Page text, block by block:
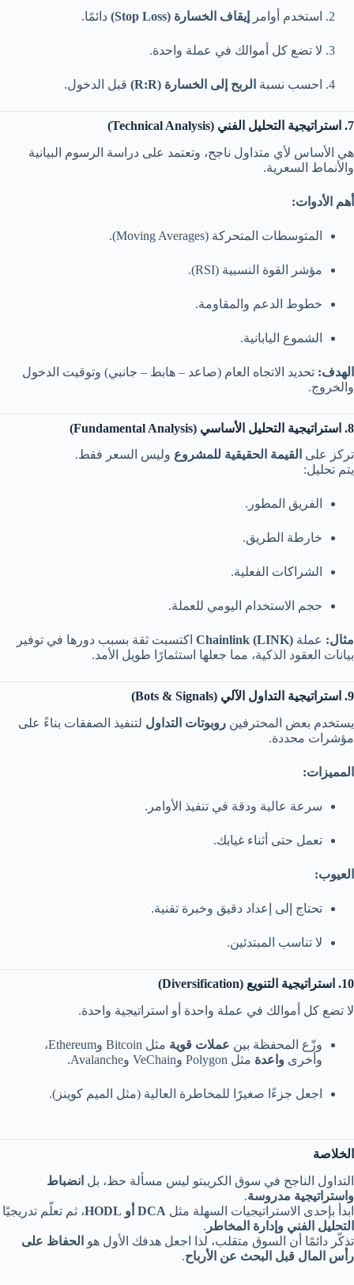
استخدم أوامر إيقاف الخسارة (Stop Loss) دائمًا.
لا تضع كل أموالك في عملة واحدة.
احسب نسبة الربح إلى الخسارة (R:R) قبل الدخول.
7. استراتيجية التحليل الفني (Technical Analysis)
هي الأساس لأي متداول ناجح، وتعتمد على دراسة الرسوم البيانية
والأنماط السعرية.
أهم الأدوات:
المتوسطات المتحركة (Moving Averages).
مؤشر القوة النسبية (RSI).
خطوط الدعم والمقاومة.
الشموع اليابانية.
الهدف: تحديد الاتجاه العام (صاعد – هابط – جانبي) وتوقيت الدخول
والخروج.
8. استراتيجية التحليل الأساسي (Fundamental Analysis)
تركز على القيمة الحقيقية للمشروع وليس السعر فقط.
يتم تحليل:
الفريق المطور.
خارطة الطريق.
الشراكات الفعلية.
حجم الاستخدام اليومي للعملة.
مثال: عملة Chainlink (LINK) اكتسبت ثقة بسبب دورها في توفير
بيانات العقود الذكية، مما جعلها استثمارًا طويل الأمد.
9. استراتيجية التداول الآلي (Bots & Signals)
يستخدم بعض المحترفين روبوتات التداول لتنفيذ الصفقات بناءً على
مؤشرات محددة.
المميزات:
سرعة عالية ودقة في تنفيذ الأوامر.
تعمل حتى أثناء غيابك.
العيوب:
تحتاج إلى إعداد دقيق وخبرة تقنية.
لا تناسب المبتدئين.
10. استراتيجية التنويع (Diversification)
لا تضع كل أموالك في عملة واحدة أو استراتيجية واحدة.
وزّع المحفظة بين عملات قوية مثل Bitcoin وEthereum،
وأخرى واعدة مثل Polygon وVeChain وAvalanche.
اجعل جزءًا صغيرًا للمخاطرة العالية (مثل الميم كوينز).
الخلاصة
التداول الناجح في سوق الكريبتو ليس مسألة حظ، بل انضباط
واستراتيجية مدروسة.
ابدأ بإحدى الاستراتيجيات السهلة مثل DCA أو HODL
، ثم تعلّم تدريجيًا
التحليل الفني وإدارة المخاطر .
تذكّر دائمًا أن السوق متقلب، لذا اجعل هدفك الأول هو الحفاظ على
رأس المال قبل البحث عن الأرباح.